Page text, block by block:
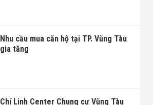
Nhu cầu mua căn hộ tại TP. Vũng Tàu
gia tăng
Chí Linh Center Chung cư Vũng Tàu